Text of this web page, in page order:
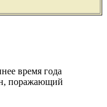
время года
поражающий